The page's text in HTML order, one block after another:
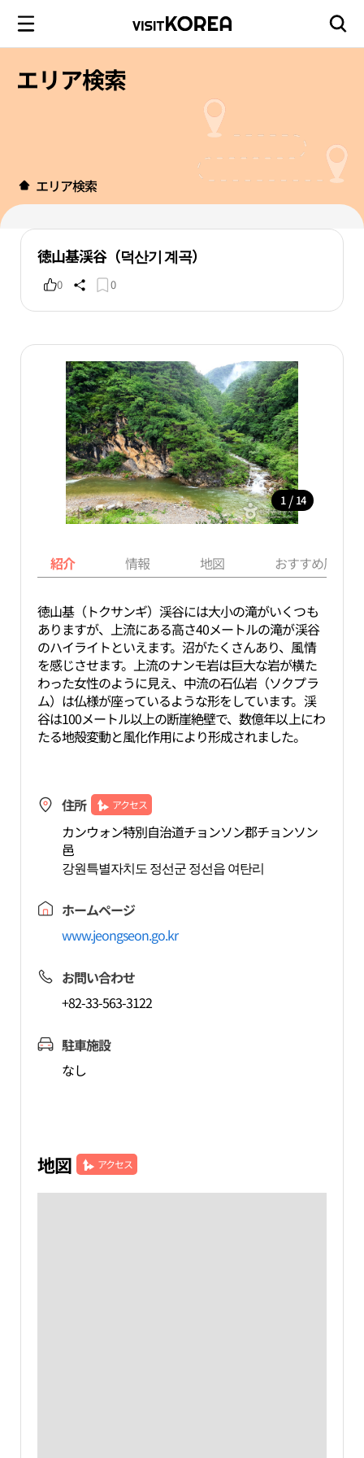
エリア検索
エリア検索
徳山基渓谷（덕산기 계곡）
0 0
1 / 14
紹介 情報 地図 おすすめ周辺
徳山基（トクサンギ）渓谷には大小の滝がいくつも
ありますが、上流にある高さ40メートルの滝が渓谷
のハイライトといえます。沼がたくさんあり、風情
を感じさせます。上流のナンモ岩は巨大な岩が横た
わった女性のように見え、中流の石仏岩（ソクプラ
ム）は仏様が座っているような形をしています。渓
谷は100メートル以上の断崖絶壁で、数億年以上にわ
たる地殻変動と風化作用により形成されました。
住所 アクセス
カンウォン特別自治道チョンソン郡チョンソン
邑
강원특별자치도 정선군 정선읍 여탄리
ホームページ
www.jeongseon.go.kr
お問い合わせ
+82-33-563-3122
駐車施設
なし
地図 アクセス